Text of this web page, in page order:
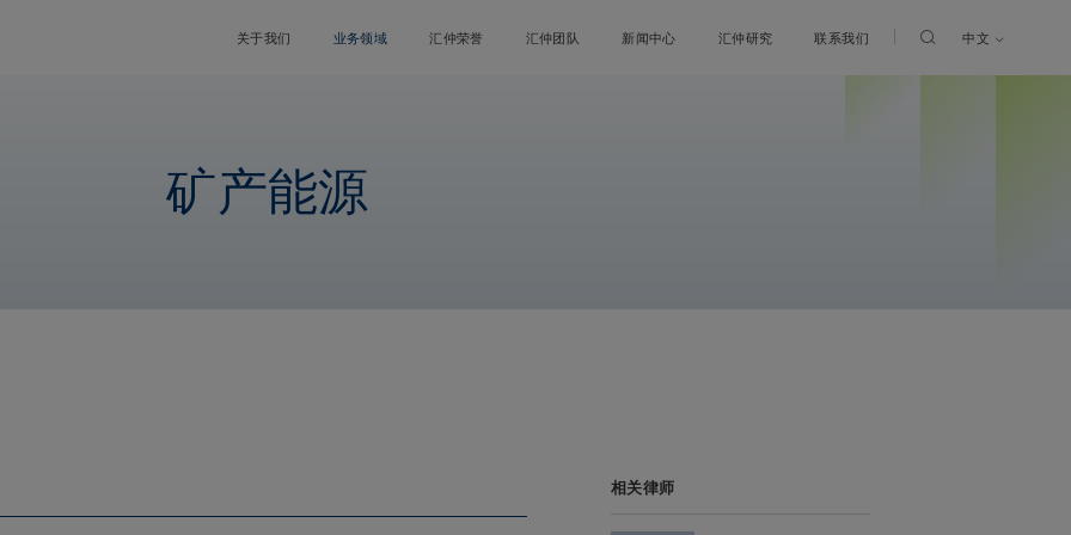
关于我们 业务领域 汇仲荣誉 汇仲团队 新闻中心 汇仲研究 联系我们 中文
矿产能源
相关律师